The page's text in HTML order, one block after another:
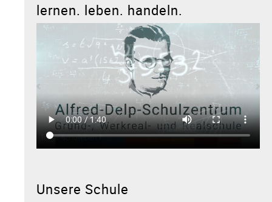
lernen. leben. handeln.
Unsere Schule